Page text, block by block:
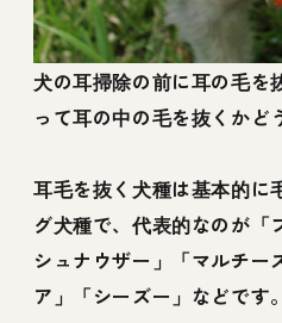
犬の耳掃除の前に耳の毛を
って耳の中の毛を抜くかど
耳毛を抜く犬種は基本的に
グ犬種で、代表的なのが「
シュナウザー」「マルチー
ア」「シーズー」などです。